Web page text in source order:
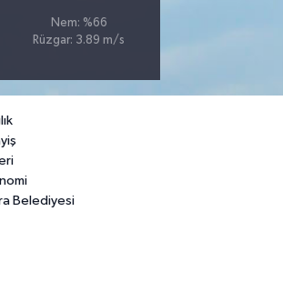
Nem: %66
Rüzgar: 3.89 m/s
Belediyesi